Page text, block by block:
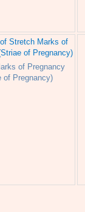
of Pregnancy
of Pregnancy)